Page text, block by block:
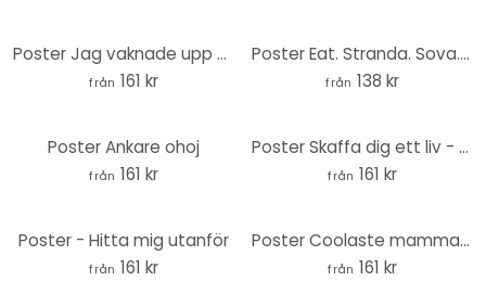
Poster Jag vaknade upp så här
från 161 kr
Poster Eat. Stranda. Sova. Upprepa.
från 138 kr
Poster Ankare ohoj
från 161 kr
Poster Skaffa dig ett liv - Glitch-effekt
från 161 kr
Poster - Hitta mig utanför
från 161 kr
Poster Coolaste mamman i världen
från 161 kr